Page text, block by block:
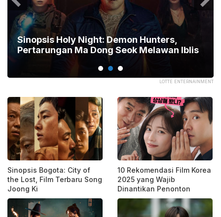
LOTTE ENTERNAINMENT
Sinopsis Holy Night: Demon Hunters,
Pertarungan Ma Dong Seok Melawan Iblis
Sinopsis Bogota: City of
the Lost, Film Terbaru Song
Joong Ki
10 Rekomendasi Film Korea
2025 yang Wajib
Dinantikan Penonton